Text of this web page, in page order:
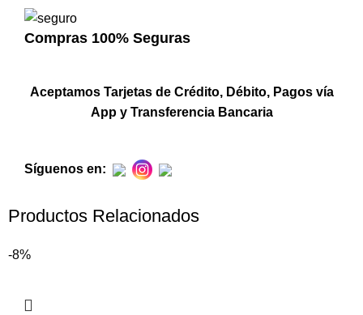
Compras 100% Seguras
Aceptamos Tarjetas de Crédito, Débito, Pagos vía
App y Transferencia Bancaria
Síguenos en:
Productos Relacionados
-8%